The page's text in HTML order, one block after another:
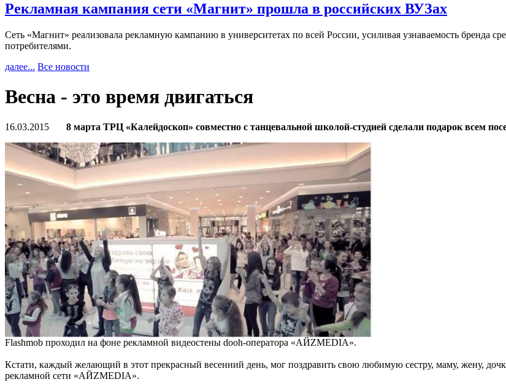
Рекламная кампания сети «Магнит» прошла в российских ВУЗах
Сеть «Магнит» реализовала рекламную кампанию в университетах по всей России, усиливая узнаваемость бренда
потребителями.
далее... Все новости
Весна - это время двигаться
16.03.2015 8 марта ТРЦ «Калейдоскоп» совместно с танцевальной школой-студией сделали подарок всем
Flashmob проходил на фоне рекламной видеостены dooh-оператора «АЙZMEDIA».
Кстати, каждый желающий в этот прекрасный весенний день, мог поздравить свою любимую сестру, маму, жену,
рекламной сети «АЙZMEDIA».